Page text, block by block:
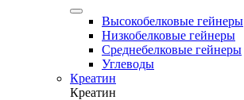
Высокобелковые гейнеры
Низкобелковые гейнеры
Среднебелковые гейнеры
Углеводы
Креатин
Креатин